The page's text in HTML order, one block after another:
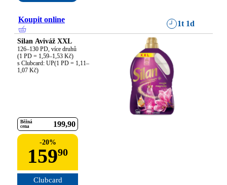
Koupit online 1t 1d
Silan Aviváž XXL
126–130 PD, více druhů
(1 PD = 1,59–1,53 Kč)
s Clubcard: UP(1 PD = 1,11–
1,07 Kč)
Běžná
cena
199 90
-20%
15990
Clubcard